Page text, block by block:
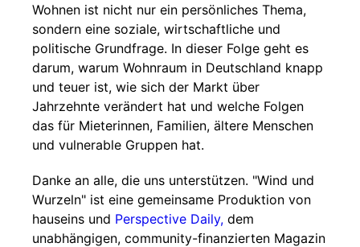
Wohnen ist nicht nur ein persönliches Thema,
sondern eine soziale, wirtschaftliche und
politische Grundfrage. In dieser Folge geht es
darum, warum Wohnraum in Deutschland knapp
und teuer ist, wie sich der Markt über
Jahrzehnte verändert hat und welche Folgen
das für Mieterinnen, Familien, ältere Menschen
und vulnerable Gruppen hat.
Danke an alle, die uns unterstützen. "Wind und
Wurzeln" ist eine gemeinsame Produktion von
hauseins und Perspective Daily, dem
unabhängigen, community-finanzierten Magazin